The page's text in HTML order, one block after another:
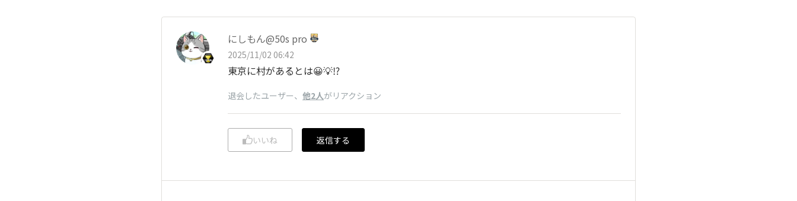
にしもん@50s pro
2025/11/02 06:42
東京に村があるとは😀💡⁉️
退会したユーザー、 他2人がリアクション
いいね 返信する